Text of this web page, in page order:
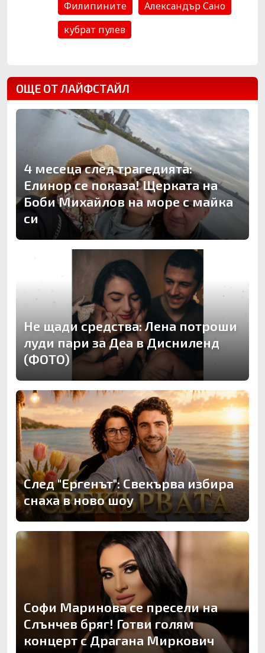
Филипините
Александър Сано
кубрат пулев
ОЩЕ ОТ ЛАЙФСТАЙЛ
4 месеца след трагедията:
Елинор се показа! Щерката на
Боби Михайлов на море с майка
си
Не щади средства: Лена потроши
луди пари за Деа в Дисниленд
(ФОТО)
След "Ергенът": Свекърва избира
снаха в ново шоу
Софи Маринова се пресели на
Слънчев бряг! Готви голям
концерт с Драгана Миркович